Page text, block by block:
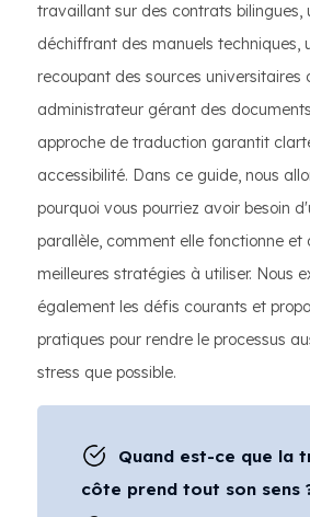
travaillant sur des contrats bilingues,
déchiffrant des manuels techniques,
recoupant des sources universitaires
administrateur gérant des
approche de traduction garantit
accessibilité. Dans ce guide, nous
pourquoi vous pourriez avoir besoin
parallèle, comment elle fonctionne et
meilleures stratégies à utiliser. Nous
également les défis courants et
pratiques pour rendre le processus
stress que possible.
Quand est-ce que la
côte prend tout son sens